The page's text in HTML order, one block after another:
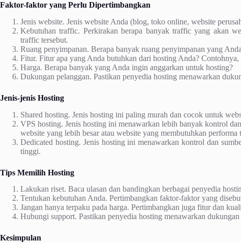
Faktor-faktor yang Perlu Dipertimbangkan
Jenis website. Jenis website Anda (blog, toko online, website
Kebutuhan traffic. Perkirakan berapa banyak traffic yang akan
traffic tersebut.
Ruang penyimpanan. Berapa banyak ruang penyimpanan yang
Fitur. Fitur apa yang Anda butuhkan dari hosting Anda?
Harga. Berapa banyak yang Anda ingin anggarkan untuk hosting?
Dukungan pelanggan. Pastikan penyedia hosting menawarkan
Jenis-jenis Hosting
Shared hosting. Jenis hosting ini paling murah dan cocok untuk
VPS hosting. Jenis hosting ini menawarkan lebih banyak kontrol
website yang lebih besar atau website yang membutuhkan performa
Dedicated hosting. Jenis hosting ini menawarkan kontrol dan
tinggi.
Tips Memilih Hosting
Lakukan riset. Baca ulasan dan bandingkan berbagai penyedia
Tentukan kebutuhan Anda. Pertimbangkan faktor-faktor yang
Jangan hanya terpaku pada harga. Pertimbangkan juga fitur dan
Hubungi support. Pastikan penyedia hosting menawarkan
Kesimpulan